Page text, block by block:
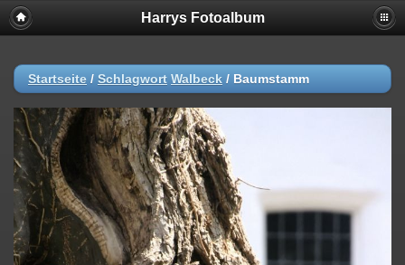
Harrys Fotoalbum
Startseite / Schlagwort Walbeck / Baumstamm